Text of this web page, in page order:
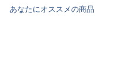
あなたにオススメの商品